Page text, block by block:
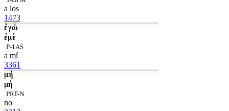
a los
1473
ἐγώ
ἐμὲ
P-1AS
a mí
3361
μή
μὴ
PRT-N
no